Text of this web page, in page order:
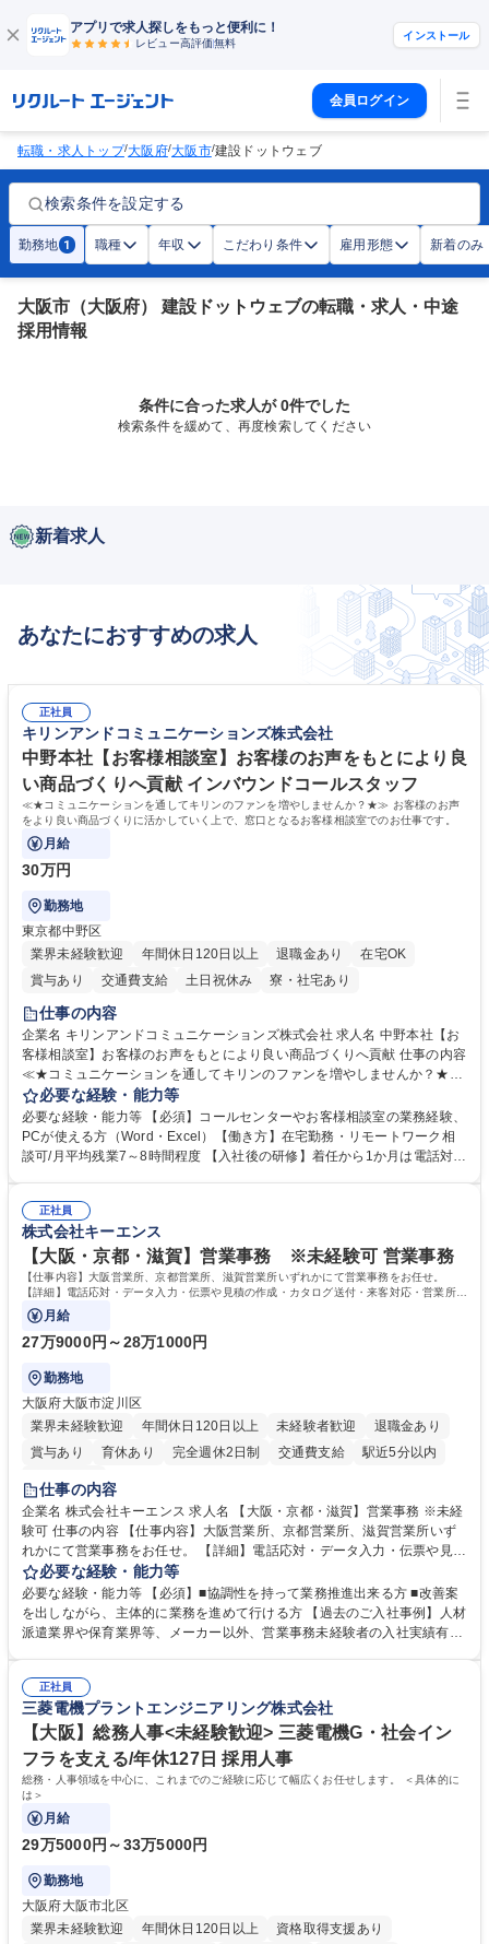
アプリで求人探しをもっと便利に！
レビュー高評価無料
インストール
会員ログイン
転職・求人トップ/大阪府/大阪市/建設ドットウェブ
検索条件を設定する
勤務地 1 職種 年収 こだわり条件 雇用形態 新着のみ
大阪市（大阪府） 建設ドットウェブの転職・求人・中途
採用情報
条件に合った求人が 0件でした
検索条件を緩めて、再度検索してください
新着求人
あなたにおすすめの求人
正社員
キリンアンドコミュニケーションズ株式会社
中野本社【お客様相談室】お客様のお声をもとにより良
い商品づくりへ貢献 インバウンドコールスタッフ
≪★コミュニケーションを通してキリンのファンを増やしませんか？★≫ お客様のお声
をより良い商品づくりに活かしていく上で、窓口となるお客様相談室でのお仕事です。
月給
30万円
勤務地
東京都中野区
業界未経験歓迎
年間休日120日以上 退職金あり
在宅OK
賞与あり
交通費支給 土日祝休み 寮・社宅あり
仕事の内容
企業名 キリンアンドコミュニケーションズ株式会社 求人名 中野本社【お
客様相談室】お客様のお声をもとにより良い商品づくりへ貢献 仕事の内容
≪★コミュニケーションを通してキリンのファンを増やしませんか？★≫
お客様のお声をより良い商品づくりに活かしていく上で、窓口となるお客
様相談室でのお仕事です。 日々お客様からいただくキリングループへのご
意見を、企業活動に活かしています。お客様からの声に迅速かつ誠意をも
って対応、情報提供するとともにグループ内活動に反映しています。 【具
平均100件前後■メール・手紙：同上40件前後 募集職種 中野本社【お客様
相談室】お客様のお声をもとにより良い商品づくりへ貢献
必要な経験・能力等
必要な経験・能力等 【必須】コールセンターやお客様相談室の業務経験、
PCが使える方（Word・Excel）【働き方】在宅勤務・リモートワーク相
談可/月平均残業7～8時間程度 【入社後の研修】着任から1か月は電話対応
すのでご安心ください。 【当社について】キリングループの広報機能を担
う会社として、お客様との出会いを大切にし、磨き上げたホスピタリティ
を込めてコミュニケーションをとりながら広報関連業務を行っておりま
す。 学歴・資格 学歴：大学院 大学 高専 短大 専修学校 高校 語学力： 資
格：
正社員
株式会社キーエンス
【大阪・京都・滋賀】営業事務 ※未経験可 営業事務
【仕事内容】大阪営業所、京都営業所、滋賀営業所いずれかにて営業事務をお任せ。
【詳細】電話応対・データ入力・伝票や見積の作成・カタログ送付・来客対応・営業所内
で発生する事務業務や業務改善をお任せ。
月給
27万9000円～28万1000円
勤務地
大阪府大阪市淀川区
業界未経験歓迎
年間休日120日以上 未経験者歓迎
退職金あり
賞与あり
育休あり 完全週休2日制 交通費支給
駅近5分以内
土日祝休み
仕事の内容
企業名 株式会社キーエンス 求人名 【大阪・京都・滋賀】営業事務 ※未経
験可 仕事の内容 【仕事内容】大阪営業所、京都営業所、滋賀営業所いず
れかにて営業事務をお任せ。 【詳細】電話応対・データ入力・伝票や見積
の作成・カタログ送付・来客対応・営業所内で発生する事務業務や業務改
善をお任せ。 【教育制度】ご入社後、育成担当とペアになりながらOJTに
て業務を覚えていただくことが可能です。業務システムがきちんと構築さ
れているため、スムーズに仕事に慣れることができる環境です。また、
募集職種 【大阪・京都・滋賀】営業事務 ※未経験可
必要な経験・能力等
必要な経験・能力等 【必須】■協調性を持って業務推進出来る方 ■改善案
を出しながら、主体的に業務を進めて行ける方 【過去のご入社事例】人材
派遣業界や保育業界等、メーカー以外、営業事務未経験者の入社実績有
えて、お客様や社員の状況に合わせ、能動的なサポート、改善の動きも期
待され。組織を支えるスペシャリストとして、チームに貢献し、結果的に
社員から頼られる存在になることができます。平均19:30の退勤以降の業
務の持ち帰りも禁止されており、メリハリのある働き方となります。 学
歴・資格 学歴：大学院 大学 高専 短大 語学力： 資格：
正社員
三菱電機プラントエンジニアリング株式会社
【大阪】総務人事<未経験歓迎> 三菱電機G・社会イン
フラを支える/年休127日 採用人事
総務・人事領域を中心に、これまでのご経験に応じて幅広くお任せします。 ＜具体的に
は＞
月給
29万5000円～33万5000円
勤務地
大阪府大阪市北区
業界未経験歓迎
年間休日120日以上
資格取得支援あり